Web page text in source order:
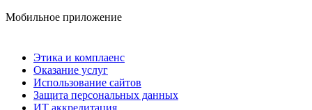
Мобильное приложение
Этика и комплаенс
Оказание услуг
Использование сайтов
Защита персональных данных
ИТ аккредитация